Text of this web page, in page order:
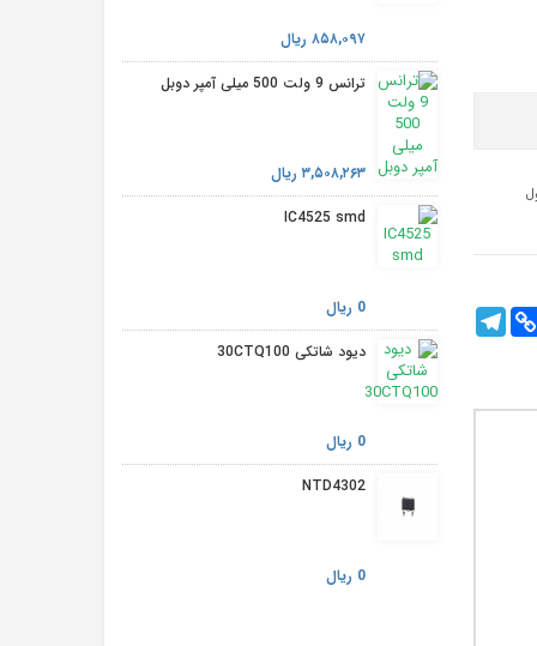
Telegram
۸۵۸,۰۹۷ ریال
ترانس 9 ولت 500 میلی آمپر دوبل
۳,۵۰۸,۲۶۳ ریال
IC4525 smd
0 ریال
دیود شاتکی 30CTQ100
0 ریال
NTD4302
0 ریال